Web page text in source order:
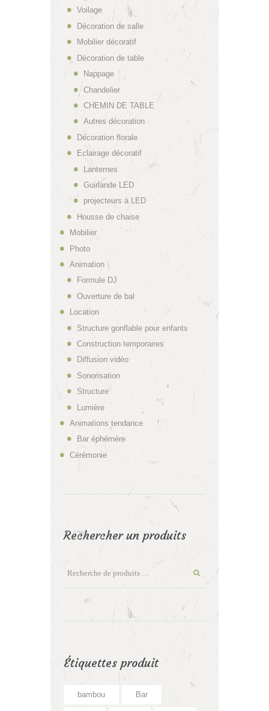
Voilage
Décoration de salle
Mobilier décoratif
Décoration de table
Nappage
Chandelier
CHEMIN DE TABLE
Autres décoration
Décoration florale
Eclairage décoratif
Lanternes
Guirlande LED
projecteurs à LED
Housse de chaise
Mobilier
Photo
Animation
Formule DJ
Ouverture de bal
Location
Structure gonflable pour enfants
Construction temporaires
Diffusion vidéo
Sonorisation
Structure
Lumière
Animations tendance
Bar éphémère
Cérémonie
Rechercher un produits
Étiquettes produit
bambou Bar